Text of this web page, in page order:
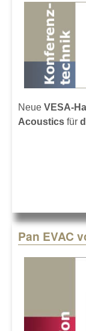
Neue VESA-
Acoustics für
Pan EVAC